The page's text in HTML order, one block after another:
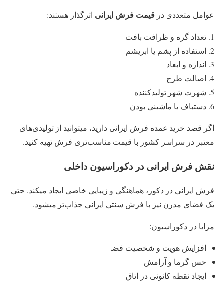
عوامل متعددی در قیمت فرش ایرانی اثرگذار هستند:
تعداد گره و ظرافت بافت
استفاده از پشم یا ابریشم
اندازه و ابعاد
اصالت طرح
شهرت شهر تولیدکننده
دستباف یا ماشینی بودن
اگر قصد خرید عمده فرش ایرانی دارید، میتوانید از تولیدی‌های
معتبر در سراسر کشور با قیمت مناسب‌تری فرش تهیه کنید.
نقش فرش ایرانی در دکوراسیون داخلی
فرش ایرانی در دکور، هماهنگی و زیبایی خاصی ایجاد میکند. حتی
یک فضای مدرن نیز با فرش سنتی ایرانی جذاب‌تر میشود.
مزایا در دکوراسیون:
افزایش هویت و شخصیت فضا
حس گرما و آرامش
ایجاد نقطه کانونی در اتاق